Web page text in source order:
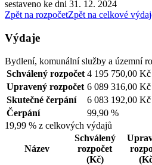
sestaveno ke dni 31. 12. 2024
Zpět na rozpočetZpět na celkové
Výdaje
Bydlení, komunální služby a územní
Schválený rozpočet 4 195 750,00 Kč
Upravený rozpočet 6 089 316,00 Kč
Skutečné čerpání
6 083 192,00 Kč
Čerpání
99,90 %
19,99 % z celkových výdajů
Název
Schválený
rozpočet
(Kč)